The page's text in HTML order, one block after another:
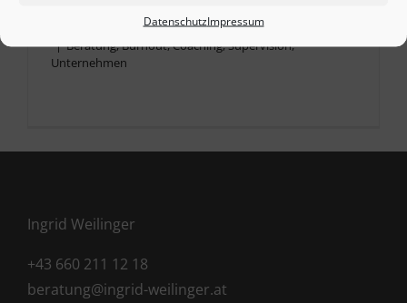
DatenschutzImpressum
| Beratung,Burnout,Coaching,Supervision,
Unternehmen
Ingrid Weilinger
+43 660 211 12 18
beratung@ingrid-weilinger.at